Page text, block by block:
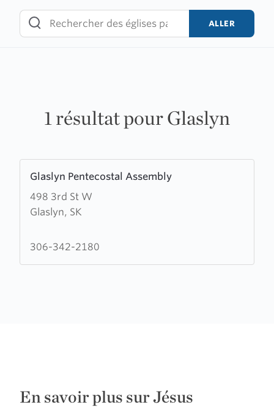
content
ALLER
1 résultat pour Glaslyn
Glaslyn Pentecostal Assembly
498 3rd St W
Glaslyn, SK
more
about
Glaslyn
Assembly
306-342-2180
En savoir plus sur Jésus